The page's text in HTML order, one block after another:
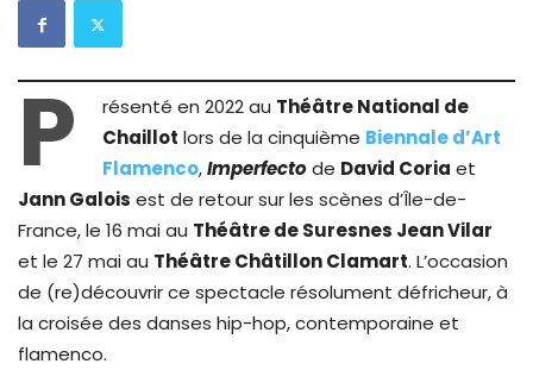
P résenté en 2022 au Théâtre National de
Chaillot lors de la cinquième Biennale d’Art
Flamenco,Imperfectode David Coria et
Jann Galois est de retour sur les scènes d’Île-de-
France, le 16 mai au Théâtre de Suresnes Jean Vilar
et le 27 mai au Théâtre Châtillon Clamart. L’occasion
de (re)découvrir ce spectacle résolument défricheur, à
la croisée des danses hip-hop, contemporaine et
flamenco.